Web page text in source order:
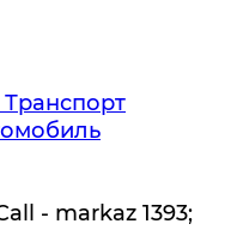
- markaz 1393;